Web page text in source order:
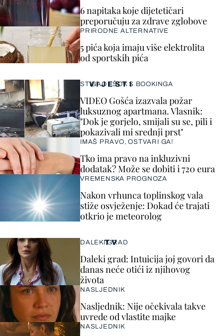
VIJESTI
STIGAO I ŠOK S BOOKINGA
VIDEO Gošća izazvala požar
luksuznog apartmana. Vlasnik:
"Dok je gorjelo, smijali su se, pili i
pokazivali mi srednji prst"
IMAŠ PRAVO, OSTVARI GA!
Tko ima pravo na inkluzivni
dodatak? Može se dobiti i 720 eura
VREMENSKA PROGNOZA
Nakon vrhunca toplinskog vala
stiže osvježenje: Dokad će trajati
otkrio je meteorolog
6 napitaka koje dijetetičari
preporučuju za zdrave zglobove
PRIRODNE ALTERNATIVE
5 pića koja imaju više elektrolita
od sportskih pića
TV
DALEKI GRAD
Daleki grad: Intuicija joj govori da
danas neće otići iz njihovog
života
NASLJEDNIK
Nasljednik: Nije očekivala takve
uvrede od vlastite majke
NASLJEDNIK